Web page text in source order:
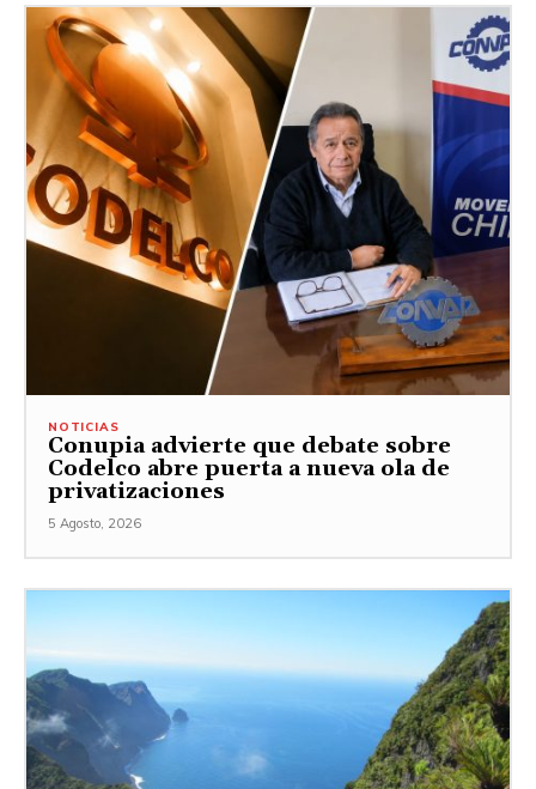
NOTICIAS
Conupia advierte que debate sobre
Codelco abre puerta a nueva ola de
privatizaciones
5 Agosto, 2026